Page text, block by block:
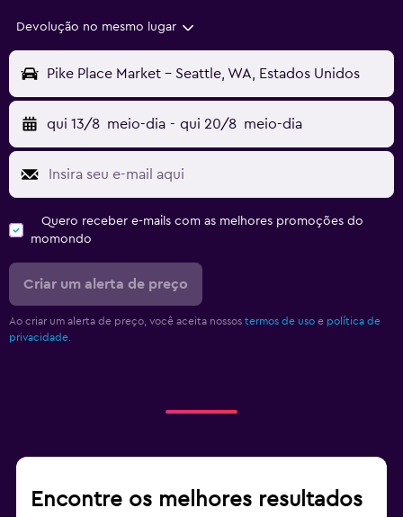
Devolução no mesmo lugar
Pike Place Market - Seattle, WA, Estados Unidos
qui 13/8 meio-dia - qui 20/8 meio-dia
Quero receber e-mails com as melhores promoções do
momondo
Criar um alerta de preço
Ao criar um alerta de preço, você aceita nossos termos de uso e política de
privacidade.
Encontre os melhores resultados